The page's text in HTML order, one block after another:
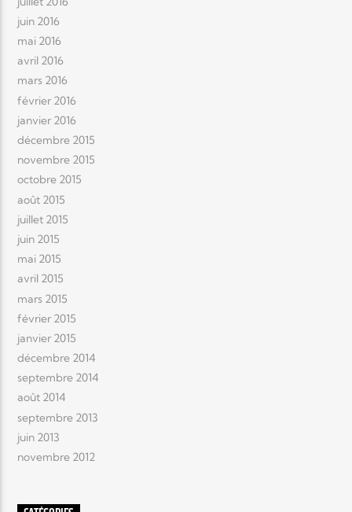
juin 2016
mai 2016
avril 2016
mars 2016
février 2016
janvier 2016
décembre 2015
novembre 2015
octobre 2015
août 2015
juillet 2015
juin 2015
mai 2015
avril 2015
mars 2015
février 2015
janvier 2015
décembre 2014
septembre 2014
août 2014
septembre 2013
juin 2013
novembre 2012